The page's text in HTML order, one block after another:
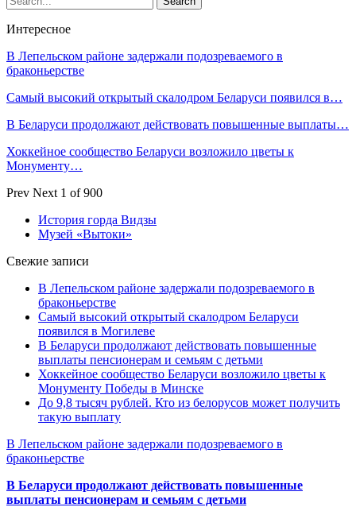
Интересное
В Лепельском районе задержали подозреваемого в
браконьерстве
Самый высокий открытый скалодром Беларуси появился в…
В Беларуси продолжают действовать повышенные выплаты…
Хоккейное сообщество Беларуси возложило цветы к
Монументу…
Prev Next 1 of 900
История горда Видзы
Музей «Вытоки»
Свежие записи
В Лепельском районе задержали подозреваемого в
браконьерстве
Самый высокий открытый скалодром Беларуси
появился в Могилеве
В Беларуси продолжают действовать повышенные
выплаты пенсионерам и семьям с детьми
Хоккейное сообщество Беларуси возложило цветы к
Монументу Победы в Минске
До 9,8 тысяч рублей. Кто из белорусов может получить
такую выплату
В Лепельском районе задержали подозреваемого в
браконьерстве
В Беларуси продолжают действовать повышенные
выплаты пенсионерам и семьям с детьми